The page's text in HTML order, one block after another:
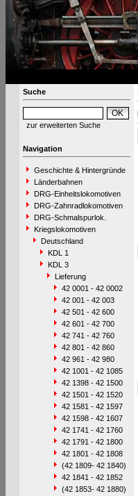
Suche
zur erweiterten Suche
Navigation
Geschichte & Hintergründe
Länderbahnen
DRG-Einheitslokomotiven
DRG-Zahnradlokomotiven
DRG-Schmalspurlok.
Kriegslokomotiven
Deutschland
KDL 1
KDL 3
Lieferung
42 0001 - 42 0002
42 001 - 42 003
42 501 - 42 600
42 601 - 42 700
42 741 - 42 760
42 801 - 42 860
42 961 - 42 980
42 1001 - 42 1085
42 1398 - 42 1500
42 1501 - 42 1520
42 1581 - 42 1597
42 1598 - 42 1607
42 1741 - 42 1760
42 1791 - 42 1800
42 1801 - 42 1808
(42 1809- 42 1840)
42 1841 - 42 1852
(42 1853- 42 1880)